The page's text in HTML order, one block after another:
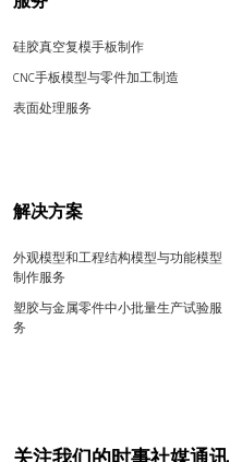
硅胶真空复模手板制作
CNC手板模型与零件加工制造
表面处理服务
解决方案
外观模型和工程结构模型与功能模型
制作服务
塑胶与金属零件中小批量生产试验服
务